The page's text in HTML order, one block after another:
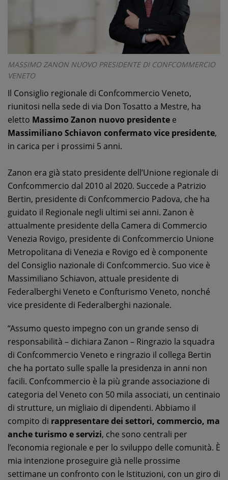
MASSIMO ZANON NUOVO PRESIDENTE DI CONFCOMMERCIO
VENETO
Il Consiglio regionale di Confcommercio Veneto,
riunitosi nella sede di via Don Tosatto a Mestre, ha
eletto Massimo Zanon nuovo presidente e
Massimiliano Schiavon confermato vice presidente,
in carica per i prossimi 5 anni.
Zanon era già stato presidente dell’Unione regionale di
Confcommercio dal 2010 al 2020. Succede a Patrizio
Bertin, presidente di Confcommercio Padova, che ha
guidato il Regionale negli ultimi sei anni. Zanon è
attualmente presidente della Camera di Commercio
Venezia Rovigo, presidente di Confcommercio Unione
Metropolitana di Venezia e Rovigo ed è componente
del Consiglio nazionale di Confcommercio. Suo vice è
Massimiliano Schiavon, attuale presidente di
Federalberghi Veneto e Confturismo Veneto, nonché
vice presidente di Federalberghi nazionale.
“Assumo questo impegno con un grande senso di
responsabilità – dichiara Zanon – Ringrazio la squadra
di Confcommercio Veneto e ringrazio il collega Bertin
che ha portato sulle spalle la presidenza in anni non
facili. Confcommercio è la più grande associazione di
categoria del Veneto con 50 mila associati, un centinaio
di strutture, un migliaio di dipendenti. Abbiamo il
compito di rappresentare dei settori, commercio, ma
anche turismo e servizi, che sono centrali per
l’economia regionale e per lo sviluppo delle comunità. È
mia intenzione proseguire già nelle prossime
settimane un confronto con le Istituzioni, con un giro di